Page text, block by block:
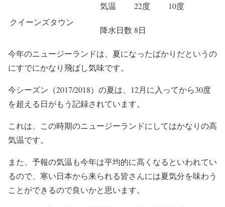
クイーンズタウン
気温 22度 10度
降水日数 8日
今年のニュージーランドは、夏になったばかりだというの
にすでにかなり飛ばし気味です。
今シーズン（2017/2018）の夏は、12月に入ってから30度
を超える日がもう記録されています。
これは、この時期のニュージーランドにしてはかなりの高
気温です。
また、予報の気温も今年は平均的に高くなるといわれてい
るので、寒い日本から来られる皆さんには夏気分を味わう
ことができるので良いかと思います。